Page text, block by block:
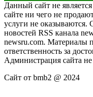
Данный сайт не
сайте ни чего не
услуги не оказываются.
новостей RSS канала
newsru.com. Материалы
ответственность за
Администрация сайта не
Сайт от bmb2 @ 2024